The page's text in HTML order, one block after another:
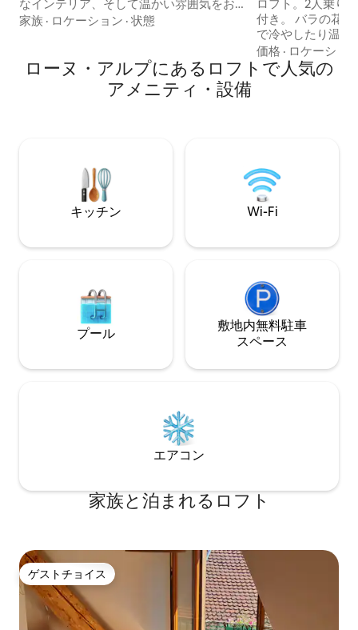
なインテリア、そして温かい雰囲気をお
楽しみいただけます。 ご滞在中、この安
（Thônes 4 km ）、Aravisスキーリゾー
ト（La Clusaz/Grand Bornand、
Manigod 15 km ）、ハイキングコース、
家族 · ロケーション · 状態
ロフト。2人乗り
付き。 バラの花びらで25℃から42℃ま
で冷やしたり温めたり
トル付き コーヒー、紅茶をご用意してお
ります... Netflix 指定されたブルジョワー
ル様式の建物（
バー、ショップ、
価格 · ロケーショ
ローヌ・アルプにあるロフトで人気の
アメニティ・設備
キッチン Wi-Fi
プール
敷地内無料駐⁠車
ス⁠ペ⁠ー⁠ス
エアコン
家族と泊まれるロフト
ゲストチョイス
ゲストチョイス